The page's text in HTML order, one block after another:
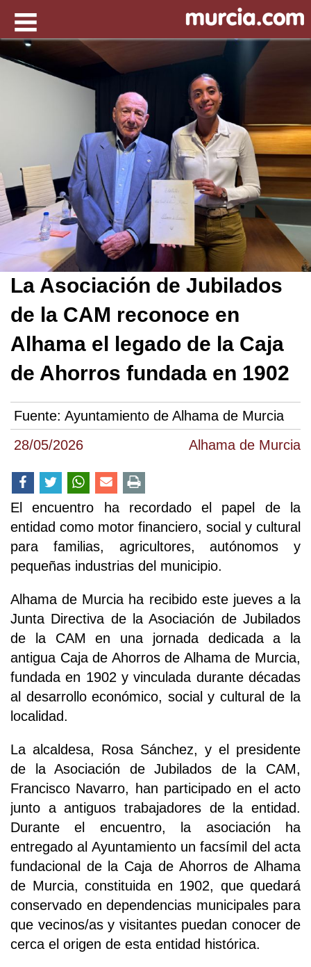
28/05/2026 Alhama de Murcia
La Asociación de Jubilados
de la CAM reconoce en
Alhama el legado de la Caja
de Ahorros fundada en 1902
Fuente: Ayuntamiento de Alhama de Murcia
El encuentro ha recordado el papel de la
entidad como motor financiero, social y cultural
para familias, agricultores, autónomos y
pequeñas industrias del municipio.
Alhama de Murcia ha recibido este jueves a la
Junta Directiva de la Asociación de Jubilados
de la CAM en una jornada dedicada a la
antigua Caja de Ahorros de Alhama de Murcia,
fundada en 1902 y vinculada durante décadas
al desarrollo económico, social y cultural de la
localidad.
La alcaldesa, Rosa Sánchez, y el presidente
de la Asociación de Jubilados de la CAM,
Francisco Navarro, han participado en el acto
junto a antiguos trabajadores de la entidad.
Durante el encuentro, la asociación ha
entregado al Ayuntamiento un facsímil del acta
fundacional de la Caja de Ahorros de Alhama
de Murcia, constituida en 1902, que quedará
conservado en dependencias municipales para
que vecinos/as y visitantes puedan conocer de
cerca el origen de esta entidad histórica.